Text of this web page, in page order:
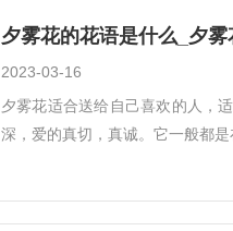
夕雾花的花语是什么_夕
2023-03-16
夕雾花适合送给自己喜欢的人，
深，爱的真切，真诚。它一般都